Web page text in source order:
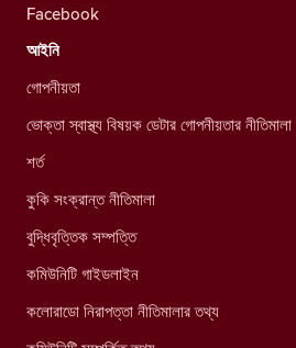
Facebook
আইনি
গোপনীয়তা
ভোক্তা স্বাস্থ্য বিষয়ক ডেটার গোপনীয়তার নীতিমালা
শর্ত
কুকি সংক্রান্ত নীতিমালা
বুদ্ধিবৃত্তিক সম্পত্তি
কমিউনিটি গাইডলাইন
কলোরাডো নিরাপত্তা নীতিমালার তথ্য